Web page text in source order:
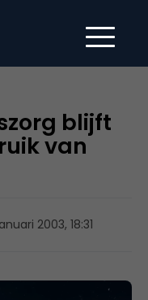
blijft
van
2003, 18:31